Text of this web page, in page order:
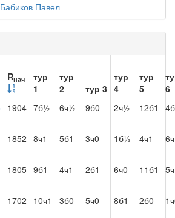
Бабиков Павел
Rнач
тур
1
тур
2
тур 3
тур
4
тур
5
6
1904 7б½ 6ч½ 9б0 2ч½ 12б1
1852 8ч1 5б1 3ч0 1б½ 4ч1
1805 9б1 4ч1 2б1 6ч0 11б1
1702 10ч1 3б0 5ч0 8б1 2б0